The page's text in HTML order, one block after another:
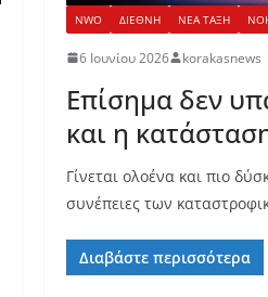
NWO ΔΙΕΘΝΗ ΝΕΑ ΤΑΞΗ
6 Ιουνίου 2026 korakasnews
Επίσημα δεν
και η
Γίνεται ολοένα και πιο
συνέπειες των
Διαβάστε περισσότερα